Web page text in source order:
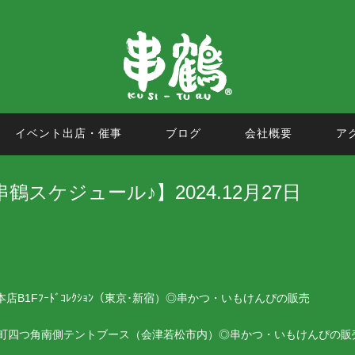
イベント出店・催事 ブログ 会社概要 ア
スケジュール♪】2024.12月27日
ﾌｰﾄﾞｺﾚｸｼｮﾝ（東京･新宿）◎串かつ・いもけんぴの販売
つ角南側テントブース（会津若松市内）◎串かつ・いもけんぴの販